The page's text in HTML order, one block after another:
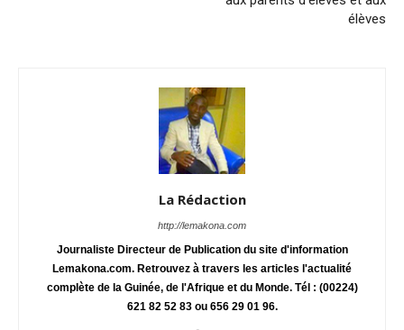
élèves
La Rédaction
http://lemakona.com
Journaliste Directeur de Publication du site d'information
Lemakona.com. Retrouvez à travers les articles l'actualité
complète de la Guinée, de l'Afrique et du Monde. Tél : (00224)
621 82 52 83 ou 656 29 01 96.